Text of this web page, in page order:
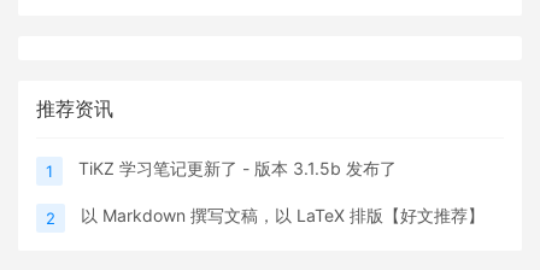
推荐资讯
1 TiKZ 学习笔记更新了 - 版本 3.1.5b 发布了
2 以 Markdown 撰写文稿，以 LaTeX 排版【好文推荐】